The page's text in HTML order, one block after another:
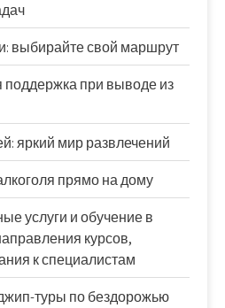
выбирайте свой маршрут
поддержка при выводе из
яркий мир развлечений
прямо на дому
услуги и обучение в
курсов,
к специалистам
туры по бездорожью